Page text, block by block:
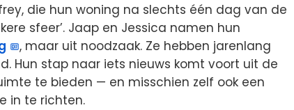
die hun woning na slechts één dag van de
sfeer’. Jaap en Jessica namen hun
, maar uit noodzaak. Ze hebben jarenlang
Hun stap naar iets nieuws komt voort uit de
te bieden — en misschien zelf ook een
in te richten.